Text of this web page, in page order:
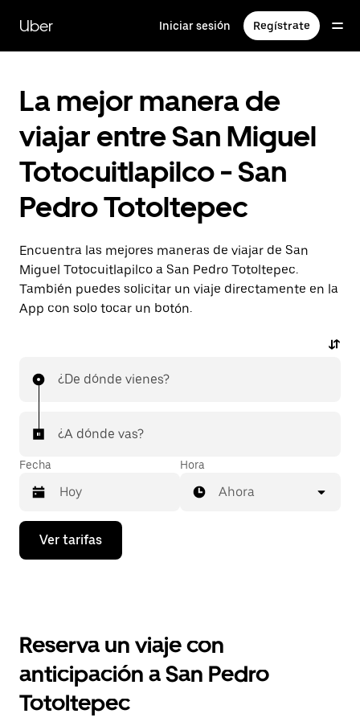
contenido
principal
Uber Iniciar sesión Regístrate
La mejor manera de
viajar entre San Miguel
Totocuitlapilco - San
Pedro Totoltepec
Encuentra las mejores maneras de viajar de San
Miguel Totocuitlapilco a San Pedro Totoltepec.
También puedes solicitar un viaje directamente en la
App con solo tocar un botón.
¿De dónde vienes?
¿A dónde vas?
Fecha
Presiona
flecha
el
y
selecciona
una
Hora
Ahora
Ver tarifas
Reserva un viaje con
anticipación a San Pedro
Totoltepec